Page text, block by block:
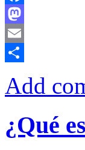
Facebook
Mastodon
Email
Add
¿Qué